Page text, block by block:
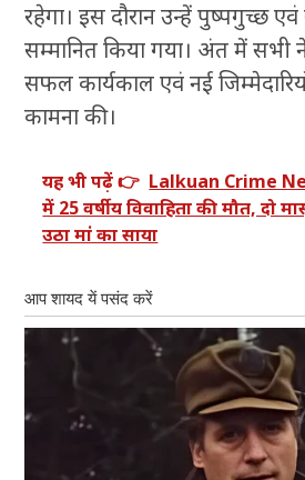
रहेगा। इस दौरान उन्हें पुष्पगुच्छ
सम्मानित किया गया। अंत में सभी
सफल कार्यकाल एवं नई
कामना की।
यह भी पढ़ें 👉 Lalkuan Crime
में 25 वर्षीय विवाहिता की मौत, दो
उठा मां का साया